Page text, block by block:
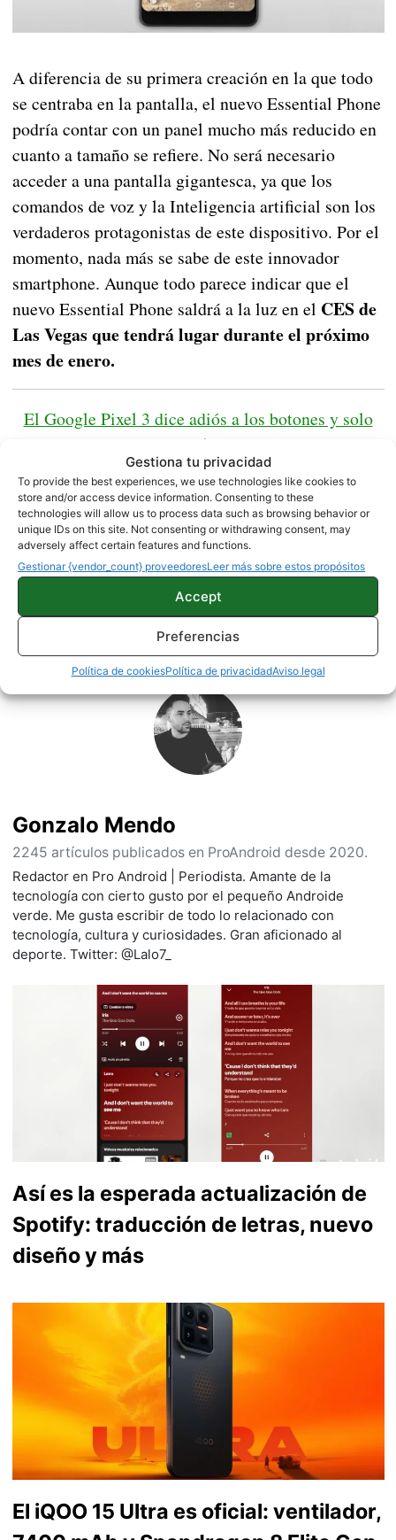
Gestiona tu privacidad
To provide the best experiences, we use technologies like cookies to
store and/or access device information. Consenting to these
technologies will allow us to process data such as browsing behavior or
unique IDs on this site. Not consenting or withdrawing consent, may
adversely affect certain features and functions.
Gestionar {vendor_count} proveedoresLeer más sobre estos propósitos
Accept
Preferencias
Política de cookiesPolítica de privacidadAviso legal
A diferencia de su primera creación en la que todo
se centraba en la pantalla, el nuevo Essential Phone
podría contar con un panel mucho más reducido en
cuanto a tamaño se refiere. No será necesario
acceder a una pantalla gigantesca, ya que los
comandos de voz y la Inteligencia artificial son los
verdaderos protagonistas de este dispositivo. Por el
momento, nada más se sabe de este innovador
smartphone. Aunque todo parece indicar que el
nuevo Essential Phone saldrá a la luz en el CES de
Las Vegas que tendrá lugar durante el próximo
mes de enero.
El Google Pixel 3 dice adiós a los botones y solo
podrá ser controlado por gestos
Fuente /Bloomberg
Gonzalo Mendo
2245 artículos publicados en ProAndroid desde 2020.
Redactor en Pro Android | Periodista. Amante de la
tecnología con cierto gusto por el pequeño Androide
verde. Me gusta escribir de todo lo relacionado con
tecnología, cultura y curiosidades. Gran aficionado al
deporte. Twitter: @Lalo7_
Así es la esperada actualización de
Spotify: traducción de letras, nuevo
diseño y más
El iQOO 15 Ultra es oficial: ventilador,